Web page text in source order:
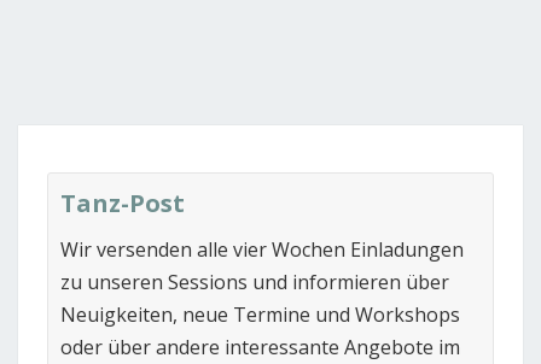
Tanz-Post
Wir versenden alle vier Wochen Einladungen
zu unseren Sessions und informieren über
Neuigkeiten, neue Termine und Workshops
oder über andere interessante Angebote im